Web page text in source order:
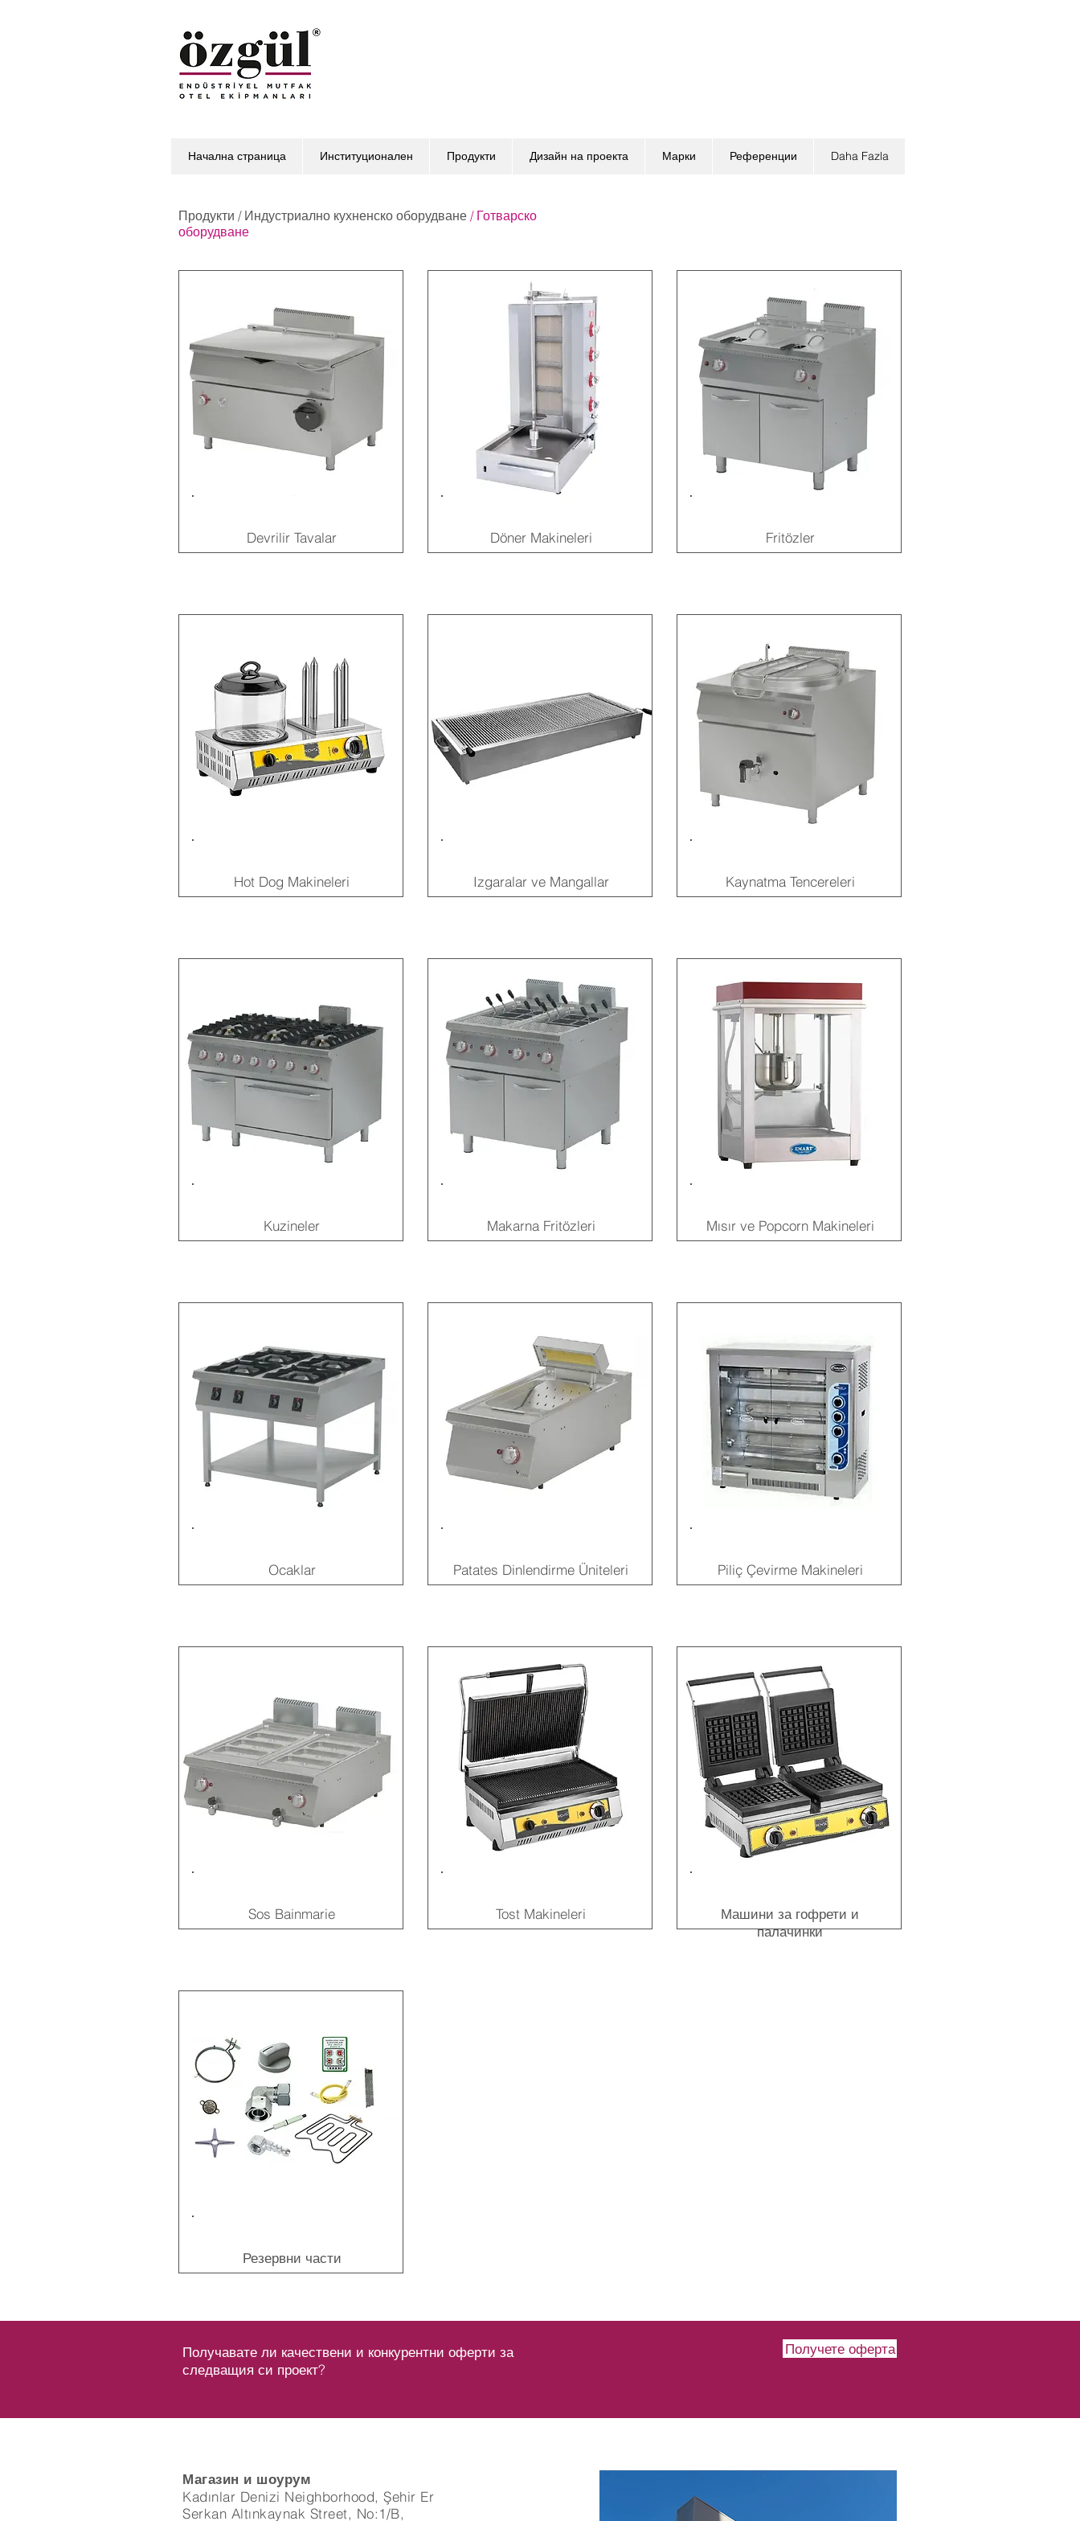
Начална страница Институционален Продукти Дизайн на проекта Марки Референции Daha Fazla
Продукти / Индустриално кухненско оборудване / Готварско
оборудване
Devrilir Tavalar
Hot Dog Makineleri
Kuzineler
Ocaklar
Sos Bainmarie
Резервни части
Döner Makineleri
Izgaralar ve Mangallar
Makarna Fritözleri
Patates Dinlendirme Üniteleri
Tost Makineleri
Fritözler
Kaynatma Tencereleri
Mısır ve Popcorn Makineleri
Piliç Çevirme Makineleri
Машини за гофрети и
палачинки
Получавате ли качествени и конкурентни оферти за
следващия си проект?
Получете оферта
Магазин и шоурум
Kadınlar Denizi Neighborhood, Şehir Er
Serkan Altınkaynak Street, No:1/B,